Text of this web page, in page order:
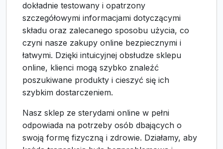
dokładnie testowany i opatrzony
szczegółowymi informacjami dotyczącymi
składu oraz zalecanego sposobu użycia, co
czyni nasze zakupy online bezpiecznymi i
łatwymi. Dzięki intuicyjnej obsłudze sklepu
online, klienci mogą szybko znaleźć
poszukiwane produkty i cieszyć się ich
szybkim dostarczeniem.
Nasz sklep ze sterydami online w pełni
odpowiada na potrzeby osób dbających o
swoją formę fizyczną i zdrowie. Działamy, aby